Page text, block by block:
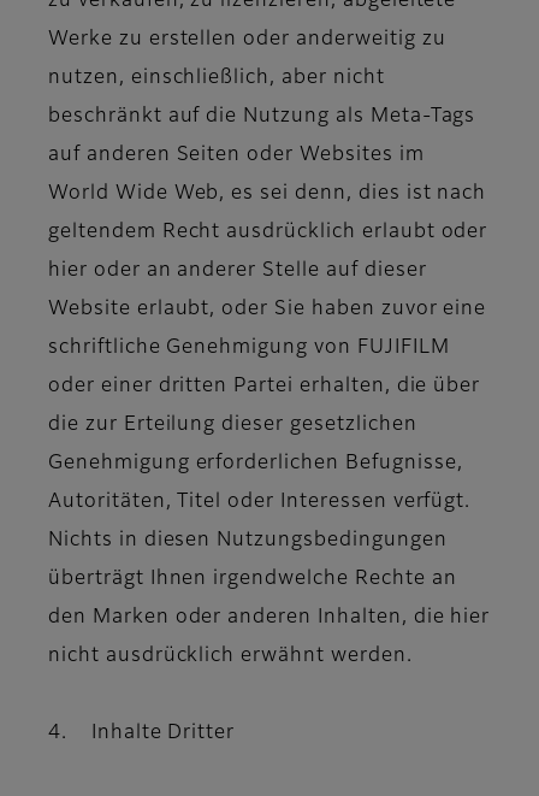
Werke zu erstellen oder anderweitig zu
nutzen, einschließlich, aber nicht
beschränkt auf die Nutzung als Meta-Tags
auf anderen Seiten oder Websites im
World Wide Web, es sei denn, dies ist nach
geltendem Recht ausdrücklich erlaubt oder
hier oder an anderer Stelle auf dieser
Website erlaubt, oder Sie haben zuvor eine
schriftliche Genehmigung von FUJIFILM
oder einer dritten Partei erhalten, die über
die zur Erteilung dieser gesetzlichen
Genehmigung erforderlichen Befugnisse,
Autoritäten, Titel oder Interessen verfügt.
Nichts in diesen Nutzungsbedingungen
überträgt Ihnen irgendwelche Rechte an
den Marken oder anderen Inhalten, die hier
nicht ausdrücklich erwähnt werden.
4. Inhalte Dritter